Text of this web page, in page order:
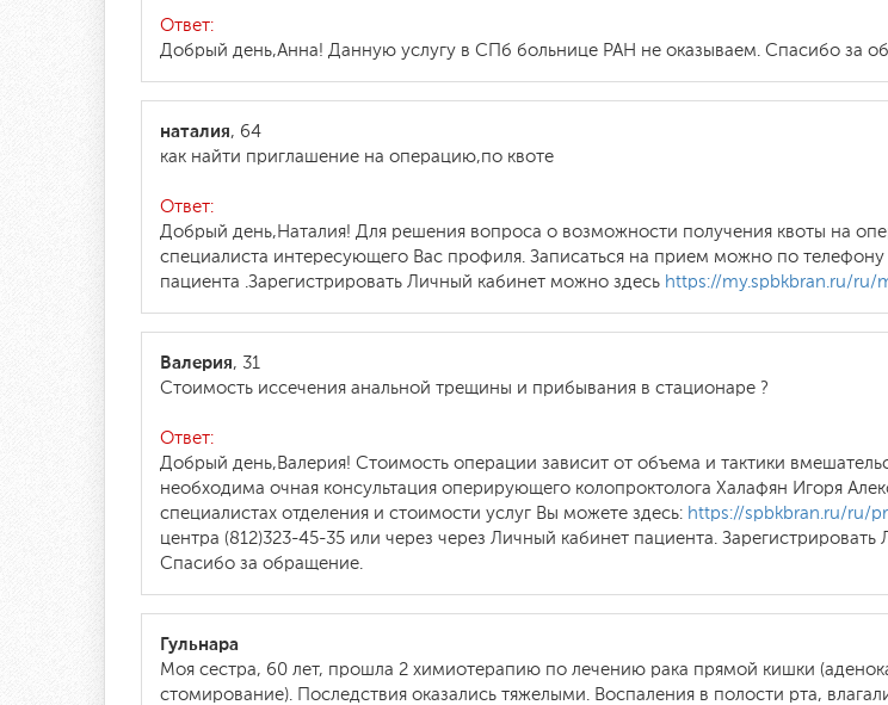
Ответ:
Добрый день,Анна! Данную услугу в СПб больнице РАН не оказываем. Спасибо за
наталия, 64
как найти приглашение на операцию,по квоте
Ответ:
Добрый день,Наталия! Для решения вопроса о возможности получения квоты на
специалиста интересующего Вас профиля. Записаться на прием можно по телефону
пациента .Зарегистрировать Личный кабинет можно здесь https://my.spbkbran.ru/ru/
Валерия, 31
Стоимость иссечения анальной трещины и прибывания в стационаре ?
Ответ:
Добрый день,Валерия! Стоимость операции зависит от объема и тактики
необходима очная консультация оперирующего колопроктолога Халафян Игоря
специалистах отделения и стоимости услуг Вы можете здесь: https://spbkbran.ru/ru/
центра (812)323-45-35 или через через Личный кабинет пациента.
Спасибо за обращение.
Гульнара
Моя сестра, 60 лет, прошла 2 химиотерапию по лечению рака прямой кишки
стомирование). Последствия оказались тяжелыми. Воспаления в полости рта,